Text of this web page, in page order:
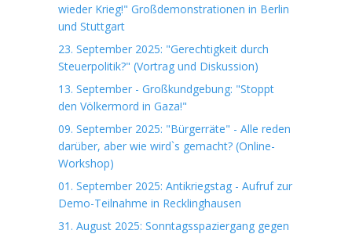
wieder Krieg!" Großdemonstrationen in Berlin
und Stuttgart
23. September 2025: "Gerechtigkeit durch
Steuerpolitik?" (Vortrag und Diskussion)
13. September - Großkundgebung: "Stoppt
den Völkermord in Gaza!"
09. September 2025: "Bürgerräte" - Alle reden
darüber, aber wie wird`s gemacht? (Online-
Workshop)
01. September 2025: Antikriegstag - Aufruf zur
Demo-Teilnahme in Recklinghausen
31. August 2025: Sonntagsspaziergang gegen